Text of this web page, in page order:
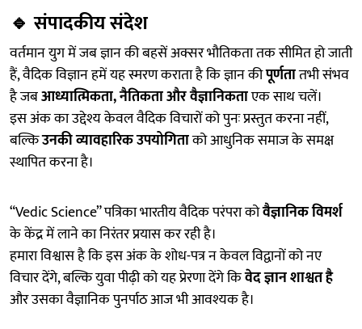
🔹संपादकीय संदेश
वर्तमान युग में जब ज्ञान की बहसें अक्सर भौतिकता तक सीमित हो जाती
हैं, वैदिक विज्ञान हमें यह स्मरण कराता है कि ज्ञान कीपूर्णतातभी संभव
है जबआध्यात्मिकता, नैतिकता और वैज्ञानिकताएक साथ चलें।
इस अंक का उद्देश्य केवल वैदिक विचारों को पुनः प्रस्तुत करना नहीं,
बल्किउनकी व्यावहारिक उपयोगिताको आधुनिक समाज के समक्ष
स्थापित करना है।
“Vedic Science” पत्रिका भारतीय वैदिक परंपरा कोवैज्ञानिक विमर्श
के केंद्र में लाने का निरंतर प्रयास कर रही है।
हमारा विश्वास है कि इस अंक के शोध-पत्र न केवल विद्वानों को नए
विचार देंगे, बल्कि युवा पीढ़ी को यह प्रेरणा देंगे किवेद ज्ञान शाश्वत है
और उसका वैज्ञानिक पुनर्पाठ आज भी आवश्यक है।